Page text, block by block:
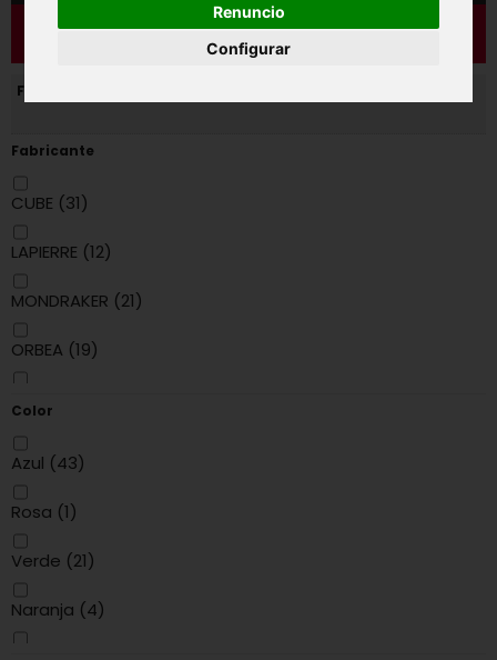
Renuncio
Configurar
CATÁLOGO
Filtros activados:
Fabricante
CUBE (31)
LAPIERRE (12)
MONDRAKER (21)
ORBEA (19)
TREK
Color
Azul (43)
Rosa (1)
Verde (21)
Naranja (4)